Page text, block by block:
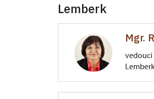
Lemberk
Mgr.
vedoucí